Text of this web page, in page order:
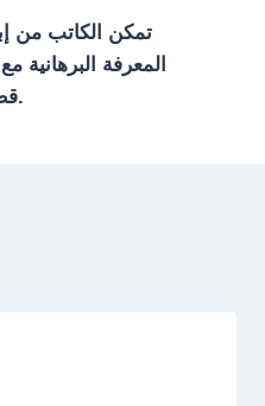
تمكن الكاتب من
المعرفة
قطعي و ليس ظنيا أي ليس فيما هو قابل للتأويل، أي أنه إذا وقع تأويل لنص شرعي فذلك يستبعد فكرة وجود إجماع لأن معنى التأويل هو الاجتهاد في فهم النص.